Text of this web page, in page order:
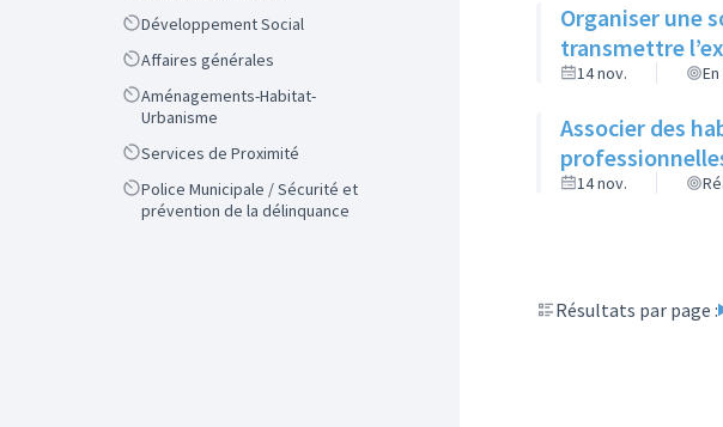
ScopeDéveloppement Social
ScopeAffaires générales
Scope
Aménagements-Habitat-
Urbanisme
ScopeServices de Proximité
Scope
Police Municipale / Sécurité et
prévention de la délinquance
Organiser une
transmettre
14 nov.
Associer des
14 nov.
Résultats par page :